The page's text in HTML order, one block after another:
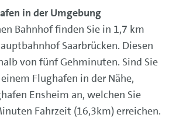
in der Umgebung
Bahnhof finden Sie in 1,7 km
Saarbrücken. Diesen
von fünf Gehminuten. Sind Sie
Flughafen in der Nähe,
Ensheim an, welchen Sie
Fahrzeit (16,3km) erreichen.